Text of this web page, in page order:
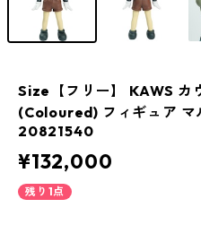
Size【フリー】 KAWS
(Coloured) フィギュア マ
20821540
¥132,000
残り1点